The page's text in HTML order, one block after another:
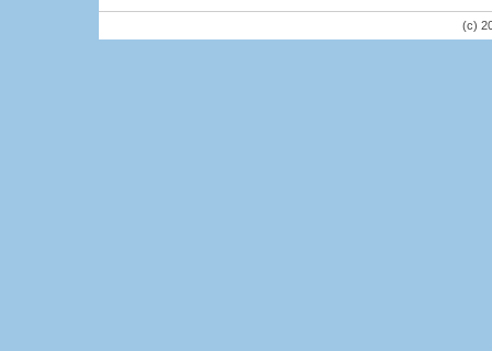
(c)